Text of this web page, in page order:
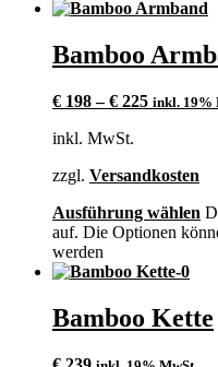
Bamboo
€ 198–€ 225 inkl. 19%
inkl. MwSt.
zzgl. Versandkosten
Ausführung wählen
auf. Die Optionen
werden
Bamboo Kette